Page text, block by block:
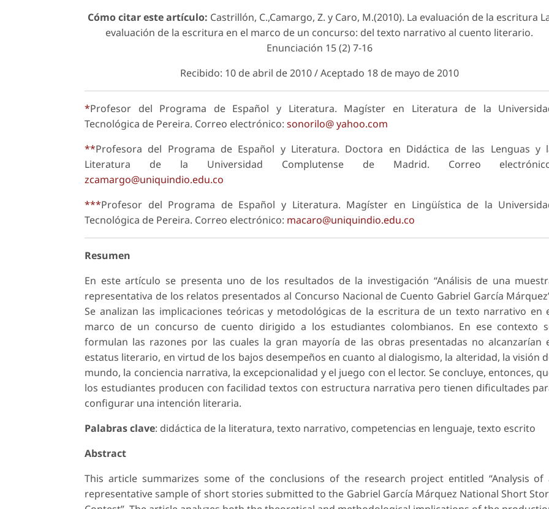
Cómo citar este artículo: Castrillón, C.,Camargo, Z. y Caro, M.(2010). La evaluación de la escritura
evaluación de la escritura en el marco de un concurso: del texto narrativo al cuento literario.
Enunciación 15 (2) 7-16
Recibido: 10 de abril de 2010 / Aceptado 18 de mayo de 2010
*Profesor del Programa de Español y Literatura. Magíster en Literatura de la
Tecnológica de Pereira. Correo electrónico: sonorilo@ yahoo.com
**Profesora del Programa de Español y Literatura. Doctora en Didáctica de las Lenguas y
Literatura de la Universidad Complutense de Madrid. Correo
zcamargo@uniquindio.edu.co
***Profesor del Programa de Español y Literatura. Magíster en Lingüística de la
Tecnológica de Pereira. Correo electrónico: macaro@uniquindio.edu.co
Resumen
En este artículo se presenta uno de los resultados de la investigación “Análisis de una
representativa de los relatos presentados al Concurso Nacional de Cuento Gabriel García
Se analizan las implicaciones teóricas y metodológicas de la escritura de un texto narrativo en
marco de un concurso de cuento dirigido a los estudiantes colombianos. En ese contexto
formulan las razones por las cuales la gran mayoría de las obras presentadas no alcanzarían
estatus literario, en virtud de los bajos desempeños en cuanto al dialogismo, la alteridad, la visión
mundo, la conciencia narrativa, la excepcionalidad y el juego con el lector. Se concluye, entonces,
los estudiantes producen con facilidad textos con estructura narrativa pero tienen dificultades
configurar una intención literaria.
Palabras clave: didáctica de la literatura, texto narrativo, competencias en lenguaje, texto escrito
Abstract
This article summarizes some of the conclusions of the research project entitled “Analysis of
representative sample of short stories submitted to the Gabriel García Márquez National Short